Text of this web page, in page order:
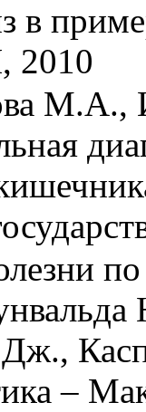
в
М.А.,
–